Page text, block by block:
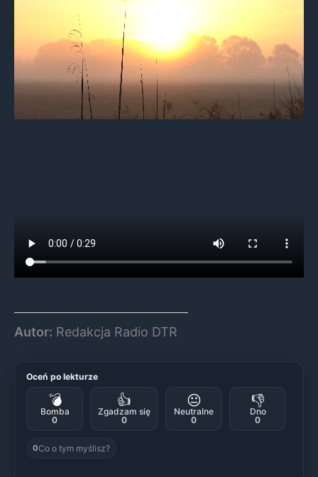
Autor: Redakcja Radio DTR
Oceń po lekturze
💣
Bomba
0
👍
Zgadzam się
0
😐
Neutralne
0
👎
Dno
0
0Co o tym myślisz?